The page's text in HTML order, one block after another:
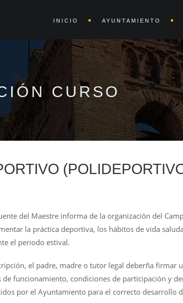
INICIO AYUNTAMIENTO
CURSO
del Maestre informa de la organización del
la práctica deportiva, los hábitos de vida
el periodo estival.
el padre, madre o tutor legal deberña firmar
de funcionamiento, condiciones de participación y
por el Ayuntamiento para el correcto desarrollo